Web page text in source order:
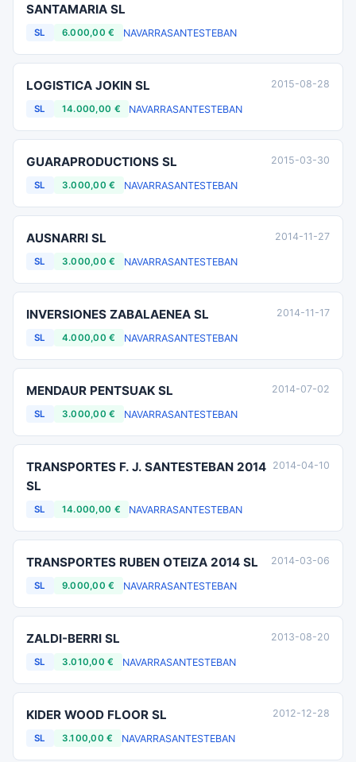
SANTAMARIA SL
SL 6.000,00 € NAVARRASANTESTEBAN
LOGISTICA JOKIN SL
SL 14.000,00 € NAVARRASANTESTEBAN
2015-08-28
GUARAPRODUCTIONS SL
SL 3.000,00 € NAVARRASANTESTEBAN
2015-03-30
AUSNARRI SL
SL 3.000,00 € NAVARRASANTESTEBAN
2014-11-27
INVERSIONES ZABALAENEA SL
SL 4.000,00 € NAVARRASANTESTEBAN
2014-11-17
MENDAUR PENTSUAK SL
SL 3.000,00 € NAVARRASANTESTEBAN
2014-07-02
TRANSPORTES F. J. SANTESTEBAN 2014
SL
SL 14.000,00 € NAVARRASANTESTEBAN
2014-04-10
TRANSPORTES RUBEN OTEIZA 2014 SL
SL 9.000,00 € NAVARRASANTESTEBAN
2014-03-06
ZALDI-BERRI SL
SL 3.010,00 € NAVARRASANTESTEBAN
2013-08-20
KIDER WOOD FLOOR SL
SL 3.100,00 € NAVARRASANTESTEBAN
2012-12-28